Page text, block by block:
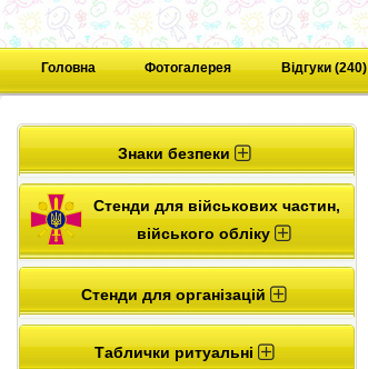
Головна Фотогалерея Відгуки (240)
Знаки безпеки
Стенди для військових частин,
війського обліку
Стенди для організацій
Таблички ритуальні